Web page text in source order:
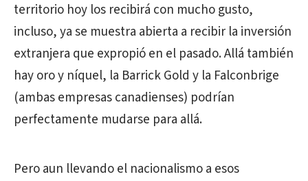
territorio hoy los recibirá con mucho gusto,
incluso, ya se muestra abierta a recibir la inversión
extranjera que expropió en el pasado. Allá también
hay oro y níquel, la Barrick Gold y la Falconbrige
(ambas empresas canadienses) podrían
perfectamente mudarse para allá.
Pero aun llevando el nacionalismo a esos